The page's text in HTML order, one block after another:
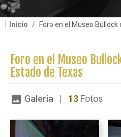
Inicio Foro en el Museo
Foro en el Museo
Estado de Texas
image Galería | 13 Fotos